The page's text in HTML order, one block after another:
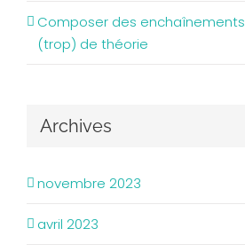
Composer des
(trop) de théorie
Archives
novembre 2023
avril 2023